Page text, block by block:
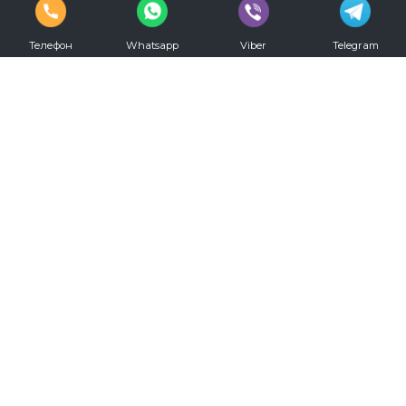
vkontakte
Телефон Whatsapp Viber Telegram